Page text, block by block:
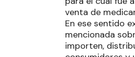
venta de
En ese sentido
mencionada
importen,